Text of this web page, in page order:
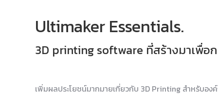
Ultimaker Essentials.
3D printing software ที่สร้างมาเพื่อ
เพิ่มผลประโยชน์มากมายเกี่ยวกับ 3D Printing สำหรับอ